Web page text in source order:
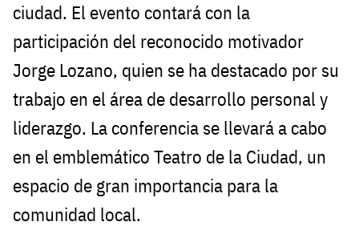
ciudad. El evento contará con la
participación del reconocido motivador
Jorge Lozano, quien se ha destacado por su
trabajo en el área de desarrollo personal y
liderazgo. La conferencia se llevará a cabo
en el emblemático Teatro de la Ciudad, un
espacio de gran importancia para la
comunidad local.